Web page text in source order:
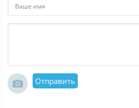
Отправить